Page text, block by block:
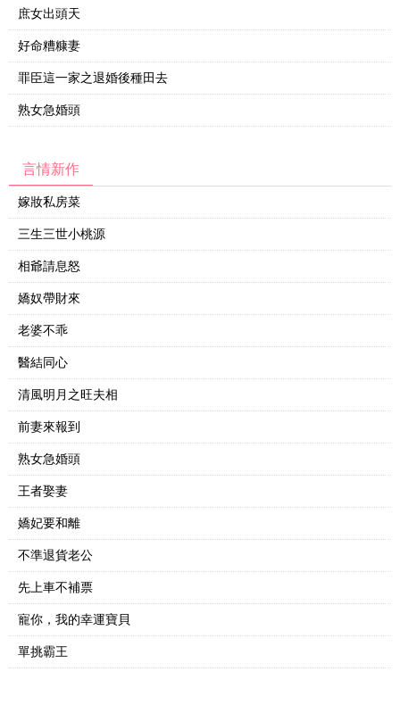
庶女出頭天
好命糟糠妻
罪臣這一家之退婚後種田去
熟女急婚頭
言情新作
嫁妝私房菜
三生三世小桃源
相爺請息怒
嬌奴帶財來
老婆不乖
醫結同心
清風明月之旺夫相
前妻來報到
熟女急婚頭
王者娶妻
嬌妃要和離
不準退貨老公
先上車不補票
寵你，我的幸運寶貝
單挑霸王